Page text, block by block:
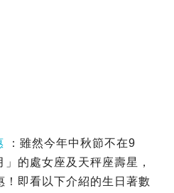
：雖然今年中秋節不在9
的處女座及天秤座壽星，
即看以下介紹的生日著數